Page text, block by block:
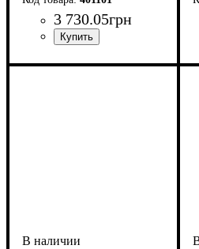
3 730.05грн